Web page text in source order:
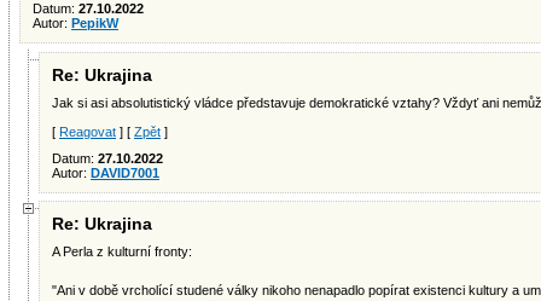
Datum: 27.10.2022
Autor: PepikW
Re: Ukrajina
Jak si asi absolutistický vládce představuje demokratické vztahy? Vždyť ani
[ Reagovat ] [ Zpět ]
Datum: 27.10.2022
Autor: DAVID7001
Re: Ukrajina
A Perla z kulturní fronty:
"Ani v době vrcholící studené války nikoho nenapadlo popírat existenci kultury a